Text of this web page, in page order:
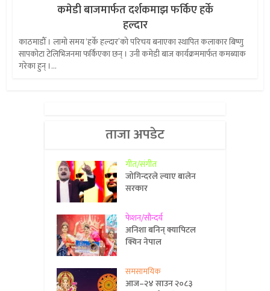
कमेडी बाजमार्फत दर्शकमाझ फर्किए हर्के
हल्दार
काठमाडौँ । लामो समय ‘हर्के हल्दार’को परिचय बनाएका स्थापित कलाकार बिष्णु
सापकोटा टेलिभिजनमा फर्किएका छन् । उनी कमेडी बाज कार्यक्रममार्फत कमब्याक
गरेका हुन् ।...
ताजा अपडेट
गीत/संगीत
जोगिन्दरले ल्याए बालेन
सरकार
फेशन/सौन्दर्य
अनिशा बनिन् क्यापिटल
क्विन नेपाल
समसामयिक
आज–२४ साउन २०८३